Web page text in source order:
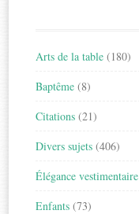
Arts de la table (180)
Baptême (8)
Citations (21)
Divers sujets (406)
Élégance vestimentaire
Enfants (73)